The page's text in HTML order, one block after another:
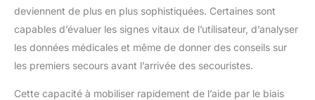
deviennent de plus en plus sophistiquées. Certaines sont
capables d’évaluer les signes vitaux de l’utilisateur, d’analyser
les données médicales et même de donner des conseils sur
les premiers secours avant l’arrivée des secouristes.
Cette capacité à mobiliser rapidement de l’aide par le biais